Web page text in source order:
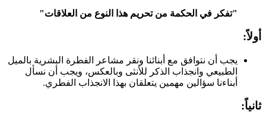
"تفكر في الحكمة من تحريم هذا النوع من العلاقات"
أولاً:
يجب أن نتوافق مع أبنائنا ونقر مشاعر الفطرة البشرية بالميل
الطبيعي وانجذاب الذكر للأنثى وبالعكس، ويجب أن نسأل
أبناءنا سؤالين مهمين يتعلقان بهذا الانجذاب الفطري.
ثانياً: